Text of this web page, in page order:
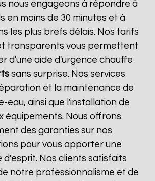
nous engageons à répondre à
en moins de 30 minutes et à
les plus brefs délais. Nos tarifs
transparents vous permettent
d'une aide d'urgence chauffe
sans surprise. Nos services
et la maintenance de
eau, ainsi que l'installation de
équipements. Nous offrons
des garanties sur nos
pour vous apporter une
d'esprit. Nos clients satisfaits
notre professionnalisme et de